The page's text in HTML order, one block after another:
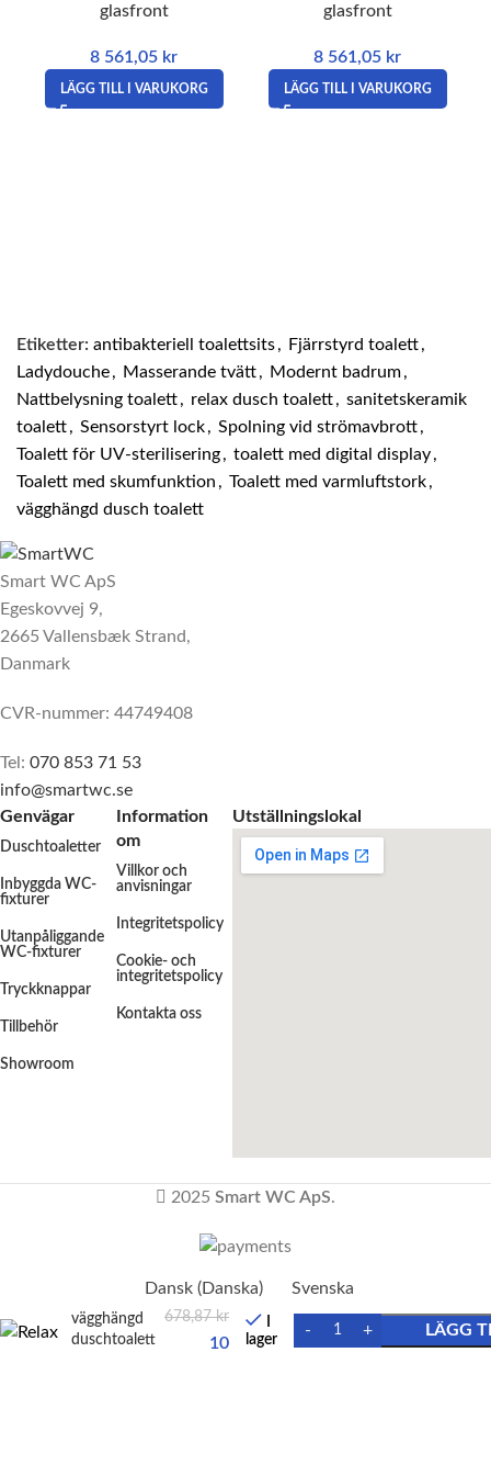
glasfront
8 561,05 kr
LÄGG TILL I VARUKORG
glasfront
8 561,05 kr
LÄGG TILL I VARUKORG
Etiketter: antibakteriell toalettsits, Fjärrstyrd toalett,
Ladydouche, Masserande tvätt, Modernt badrum,
Nattbelysning toalett, relax dusch toalett, sanitetskeramik
toalett, Sensorstyrt lock, Spolning vid strömavbrott,
Toalett för UV-sterilisering, toalett med digital display,
Toalett med skumfunktion , Toalett med varmluftstork,
vägghängd dusch toalett
Smart WC ApS
Egeskovvej 9,
2665 Vallensbæk Strand,
Danmark
CVR-nummer: 44749408
Tel: 070 853 71 53
info@smartwc.se
Genvägar
Duschtoaletter
Inbyggda WC-
fixturer
Utanpåliggande
WC-fixturer
Tryckknappar
Tillbehör
Showroom
Information
om
Villkor och
anvisningar
Integritetspolicy
Cookie- och
integritetspolicy
Kontakta oss
Utställningslokal
2025 Smart WC ApS.
vägghängd
duschtoalett
20
678,87kr
10
lager
LÄGG
Dansk(Danska) Svenska